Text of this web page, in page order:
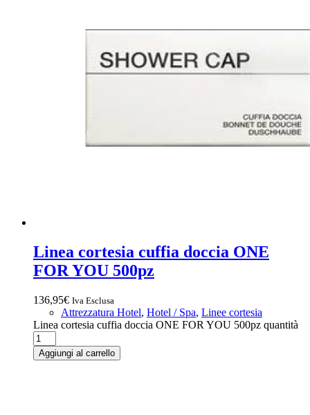
Linea cortesia cuffia doccia ONE
FOR YOU 500pz
136,95€ Iva Esclusa
Attrezzatura Hotel, Hotel / Spa, Linee cortesia
Linea cortesia cuffia doccia ONE FOR YOU 500pz quantità
Aggiungi al carrello